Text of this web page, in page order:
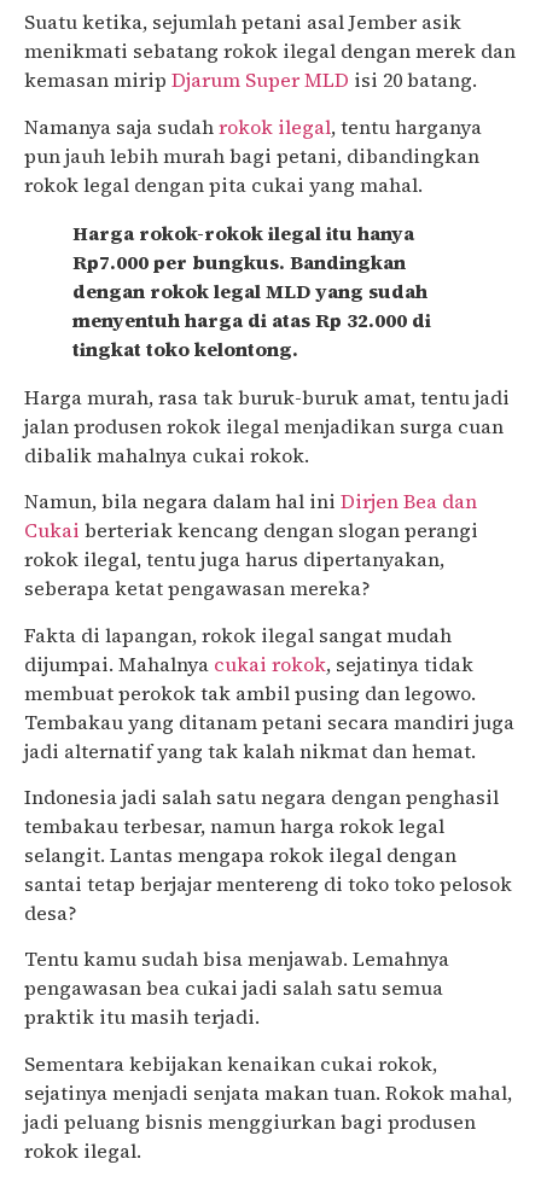
Suatu ketika, sejumlah petani asal Jember asik
menikmati sebatang rokok ilegal dengan merek dan
kemasan mirip Djarum Super MLD isi 20 batang.
Namanya saja sudahrokok ilegal, tentu harganya
pun jauh lebih murah bagi petani, dibandingkan
rokok legal dengan pita cukai yang mahal.
Harga rokok-rokok ilegal itu hanya
Rp7.000 per bungkus. Bandingkan
dengan rokok legal MLD yang sudah
menyentuh harga di atas Rp 32.000 di
tingkat toko kelontong.
Harga murah, rasa tak buruk-buruk amat, tentu jadi
jalan produsen rokok ilegal menjadikan surga cuan
dibalik mahalnya cukai rokok.
Namun, bila negara dalam hal ini Dirjen Bea dan
Cukai berteriak kencang dengan slogan perangi
rokok ilegal, tentu juga harus dipertanyakan,
seberapa ketat pengawasan mereka?
Fakta di lapangan, rokok ilegal sangat mudah
dijumpai. Mahalnya cukai rokok, sejatinya tidak
membuat perokok tak ambil pusing dan legowo.
Tembakau yang ditanam petani secara mandiri juga
jadi alternatif yang tak kalah nikmat dan hemat.
Indonesia jadi salah satu negara dengan penghasil
tembakau terbesar, namun harga rokok legal
selangit. Lantas mengapa rokok ilegal dengan
santai tetap berjajar mentereng di toko toko pelosok
desa?
Tentu kamu sudah bisa menjawab. Lemahnya
pengawasan bea cukai jadi salah satu semua
praktik itu masih terjadi.
Sementara kebijakan kenaikan cukai rokok,
sejatinya menjadi senjata makan tuan. Rokok mahal,
jadi peluang bisnis menggiurkan bagi produsen
rokok ilegal.